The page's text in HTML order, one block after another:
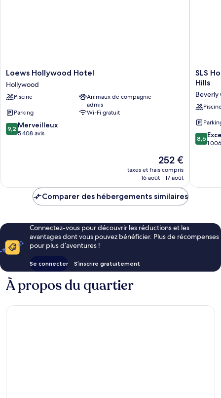
Loews
Hollywood
Hotel
Hollywood
Loews Hollywood Hotel
Hollywood
Piscine
Animaux de compagnie
admis
Parking
Wi-Fi gratuit
9.2
sur
9,2 Merveilleux
5 408 avis
Le
nouveau
prix
de
252 €
taxes et frais compris
16 août - 17 août
SLS
Hotel,
Luxury
Beverly
Hills
Beverly
SLS
Hills
Beverly
8.6
sur
8,6
1
Comparer des hébergements similaires
Connectez-vous pour découvrir les réductions et les
avantages dont vous pouvez bénéficier. Plus de récompenses
pour plus d’aventures !
Se connecter S’inscrire gratuitement
À propos du quartier